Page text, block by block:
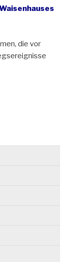
die vor